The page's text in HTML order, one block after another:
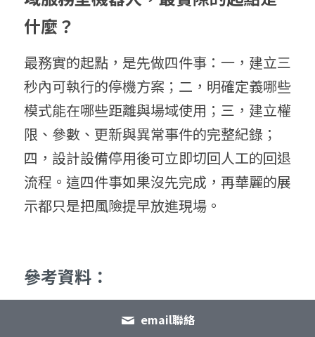
什麼？
最務實的起點，是先做四件事：一，建立三
秒內可執行的停機方案；二，明確定義哪些
模式能在哪些距離與場域使用；三，建立權
限、參數、更新與異常事件的完整紀錄；
四，設計設備停用後可立即切回人工的回退
流程。這四件事如果沒先完成，再華麗的展
示都只是把風險提早放進現場。
參考資料：
VIDEO: Dancing robot restrained by
email聯絡